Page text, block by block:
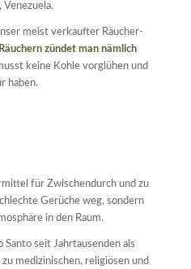
Venezuela.
meist verkaufter Räucher-
zündet man nämlich
keine Kohle vorglühen und
haben.
für Zwischendurch und zu
Gerüche weg, sondern
in den Raum.
Santo seit Jahrtausenden als
medizinischen, religiösen und